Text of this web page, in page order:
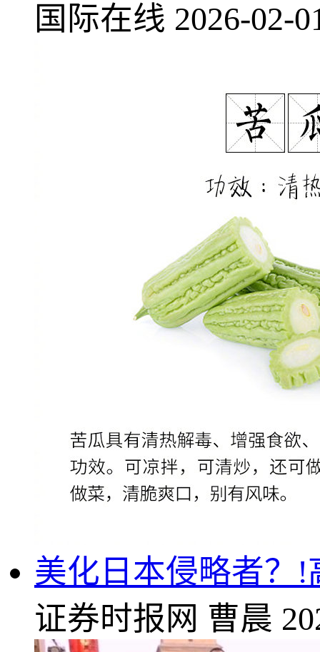
国际在线 2026-02-
美化日本侵略者？
证券时报网 曹晨